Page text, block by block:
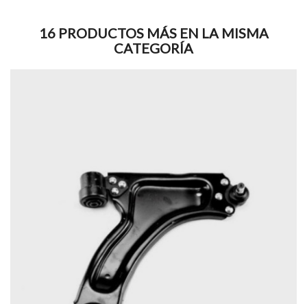
16 PRODUCTOS MÁS EN LA MISMA
CATEGORÍA